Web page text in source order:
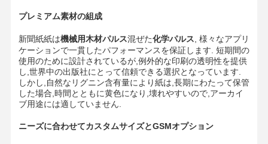
複式アパート板
オフセット ペーパー
アイボリー紙のペーパー
光沢紙
プレミアム素材の組成
新聞紙紙は機械用木材パルス混ぜた化学パルス, 様々なアプリ
ケーションで一貫したパフォーマンスを保証します. 短期間の
使用のために設計されているが,例外的な印刷の透明性を提供
し,世界中の出版社にとって信頼できる選択となっています.
しかし,自然なリグニン含有量により紙は,長期にわたって保管
した場合,時間とともに黄色になり,壊れやすいので,アーカイ
ブ用途には適していません.
ニーズに合わせてカスタムサイズとGSMオプション